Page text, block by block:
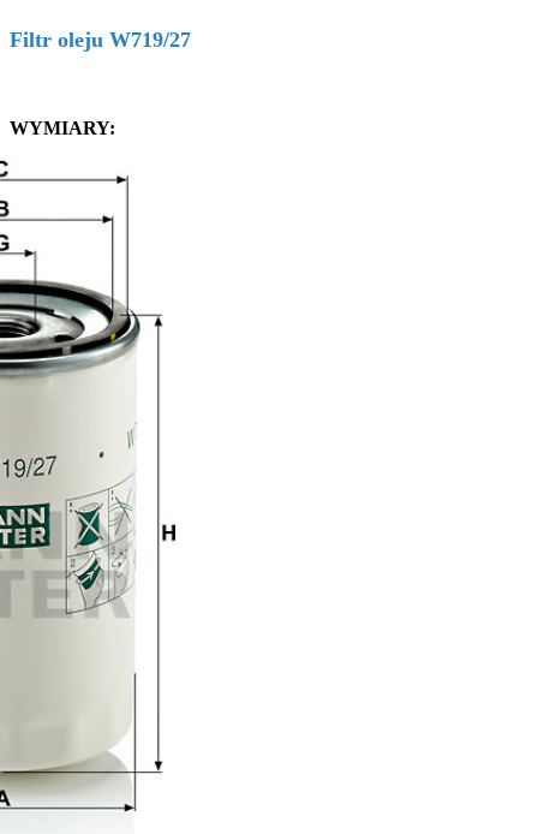
Filtr oleju W719/27
WYMIARY: